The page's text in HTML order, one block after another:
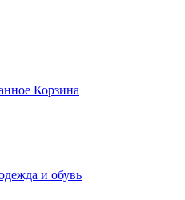
Корзина
и обувь